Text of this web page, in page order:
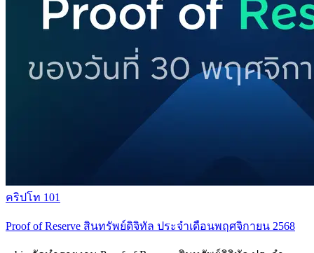
คริปโท 101
Proof of Reserve สินทรัพย์ดิจิทัล ประจำเดือนพฤศจิกายน 2568